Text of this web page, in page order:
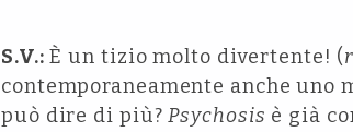
S.V.: È un tizio molto divertente! (
contemporaneamente anche uno
può dire di più?Psychosis è già